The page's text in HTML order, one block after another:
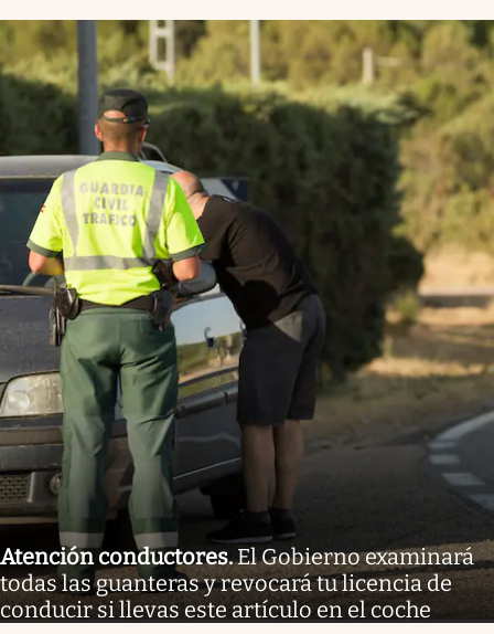
Atención conductores.El Gobierno examinará
todas las guanteras y revocará tu licencia de
conducir si llevas este artículo en el coche